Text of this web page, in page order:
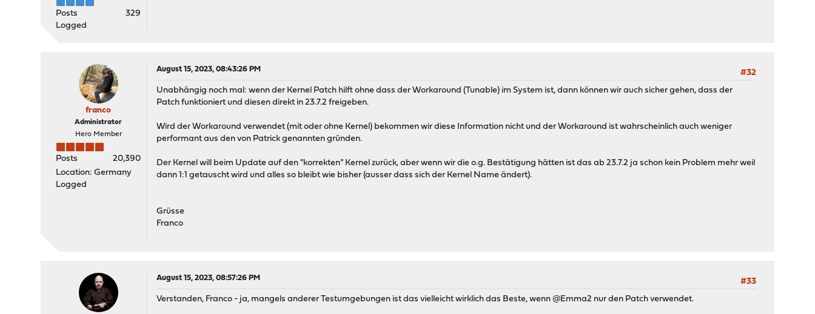
Posts
329
Logged
franco
Administrator
Hero Member
Posts
20,390
Location: Germany
Logged
August 15, 2023, 08:43:26 PM
#32
Unabhängig noch mal: wenn der Kernel Patch hilft ohne dass der Workaround (Tunable) im System ist, dann können wir auch sicher gehen, dass der
Patch funktioniert und diesen direkt in 23.7.2 freigeben.
Wird der Workaround verwendet (mit oder ohne Kernel) bekommen wir diese Information nicht und der Workaround ist wahrscheinlich auch weniger
performant aus den von Patrick genannten gründen.
Der Kernel will beim Update auf den "korrekten" Kernel zurück, aber wenn wir die o.g. Bestätigung hätten ist das ab 23.7.2 ja schon kein Problem mehr weil
dann 1:1 getauscht wird und alles so bleibt wie bisher (ausser dass sich der Kernel Name ändert).
Grüsse
Franco
August 15, 2023, 08:57:26 PM
#33
Verstanden, Franco - ja, mangels anderer Testumgebungen ist das vielleicht wirklich das Beste, wenn @Emma2 nur den Patch verwendet.